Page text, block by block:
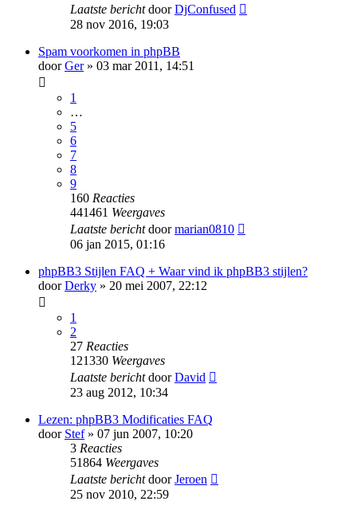
Laatste berichtdoorDjConfused
28 nov 2016, 19:03
Spam voorkomen in phpBB
doorGer» 03 mar 2011, 14:51
1
…
5
6
7
8
9
160 Reacties
441461 Weergaves
Laatste berichtdoormarian0810
06 jan 2015, 01:16
phpBB3 Stijlen FAQ + Waar vind ik phpBB3 stijlen?
doorDerky » 20 mei 2007, 22:12
1
2
27 Reacties
121330 Weergaves
Laatste berichtdoorDavid
23 aug 2012, 10:34
Lezen: phpBB3 Modificaties FAQ
door Stef» 07 jun 2007, 10:20
3 Reacties
51864 Weergaves
Laatste berichtdoorJeroen
25 nov 2010, 22:59